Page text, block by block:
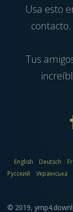
Usa esto
Tus
English Deutsch
Русский
Українська
© 2019,